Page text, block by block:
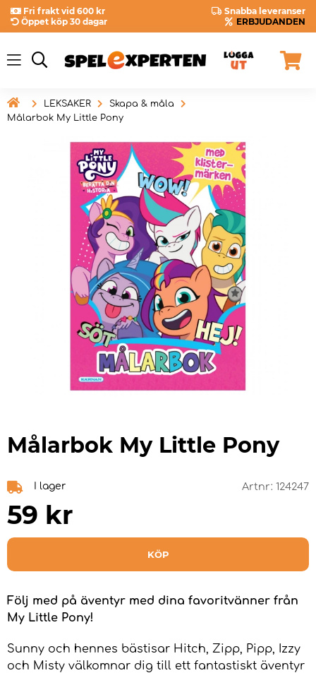
Fri frakt vid 600 kr
Snabba leveranser
Öppet köp 30 dagar
ERBJUDANDEN
 LEKSAKER
Skapa & måla
Målarbok My Little Pony
Målarbok My Little Pony
I lager Artnr: 124247
59 kr
KÖP
Följ med på äventyr med dina favoritvänner från
My Little Pony!
Sunny och hennes bästisar Hitch, Zipp, Pipp, Izzy
och Misty välkomnar dig till ett fantastiskt äventyr